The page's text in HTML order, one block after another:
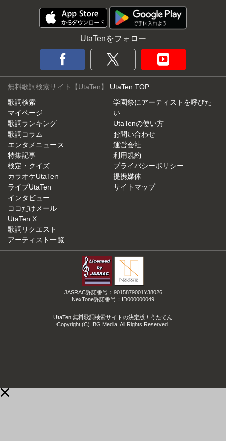
UtaTenをフォロー
無料歌詞検索サイト【UtaTen】 UtaTen TOP
歌詞検索
マイページ
歌詞ランキング
歌詞コラム
エンタメニュース
特集記事
検定・クイズ
カラオケUtaTen
ライブUtaTen
インタビュー
ココだけメール
UtaTen X
歌詞リクエスト
アーティスト一覧
学園祭にアーティストを呼びた
い
UtaTenの使い方
お問い合わせ
運営会社
利用規約
プライバシーポリシー
提携媒体
サイトマップ
JASRAC許諾番号：9015879001Y38026
NexTone許諾番号：ID000000049
UtaTen 無料歌詞検索サイトの決定版！うたてん
Copyright (C) IBG Media. All Rights Reserved.